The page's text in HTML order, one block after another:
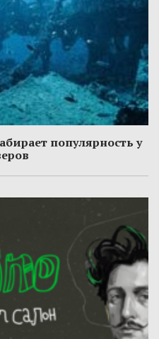
популярность у